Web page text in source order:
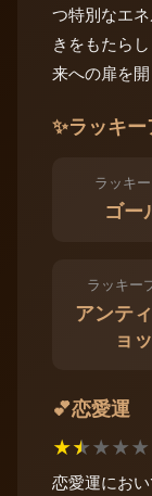
つ特別なエ
きをもたら
来への扉を
✨ラッキ
ラッキ
ゴー
ラッキー
アンテ
ョ
💕恋愛運
★★★★★
恋愛運にお